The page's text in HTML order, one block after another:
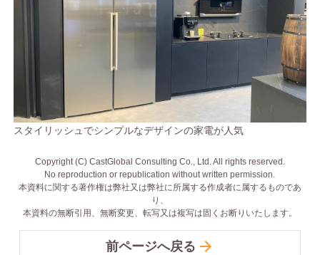
スタイリッシュでシンプルなデザインの家電が人気
Copyright (C) CastGlobal Consulting Co., Ltd. All rights reserved.
No reproduction or republication without written permission.
本資料に関する著作権は弊社又は弊社に所属する作成者に属するものであ
り、
本資料の無断引用、無断変更、転写又は複写は固くお断りいたします。
前ページへ戻る